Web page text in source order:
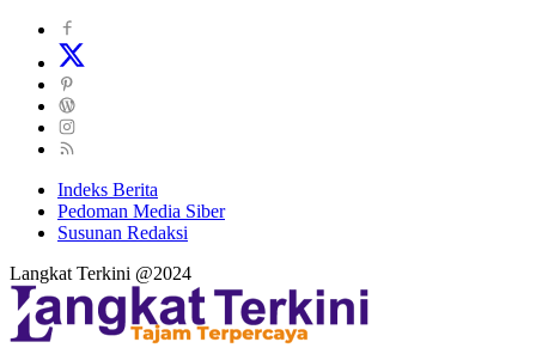
Indeks Berita
Pedoman Media Siber
Susunan Redaksi
Langkat Terkini @2024